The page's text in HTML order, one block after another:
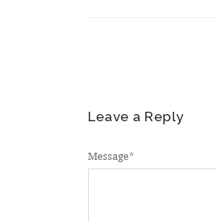
Leave a Reply
Message*